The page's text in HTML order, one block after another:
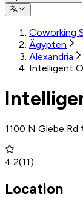
Coworking
Ägypten
Alexandria
Intelligent
1100 N Glebe Rd
4.2(11)
Location